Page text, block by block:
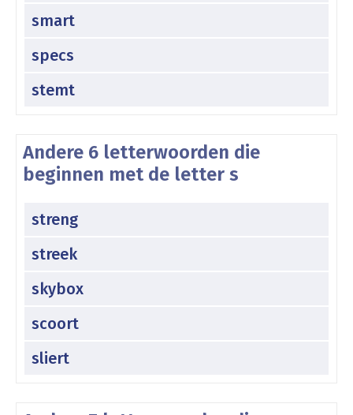
smart
specs
stemt
Andere 6 letterwoorden die
beginnen met de letter s
streng
streek
skybox
scoort
sliert